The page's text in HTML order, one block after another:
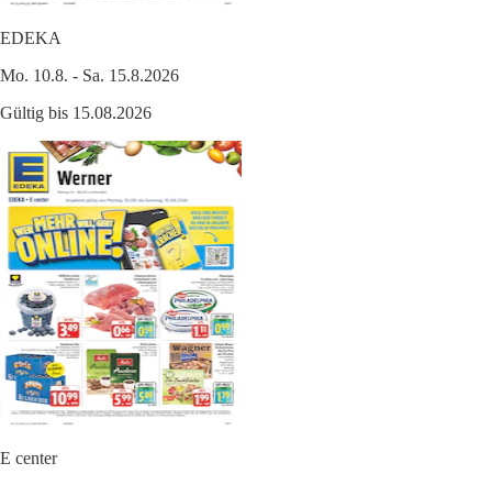
EDEKA
Mo. 10.8. - Sa. 15.8.2026
Gültig bis 15.08.2026
E center